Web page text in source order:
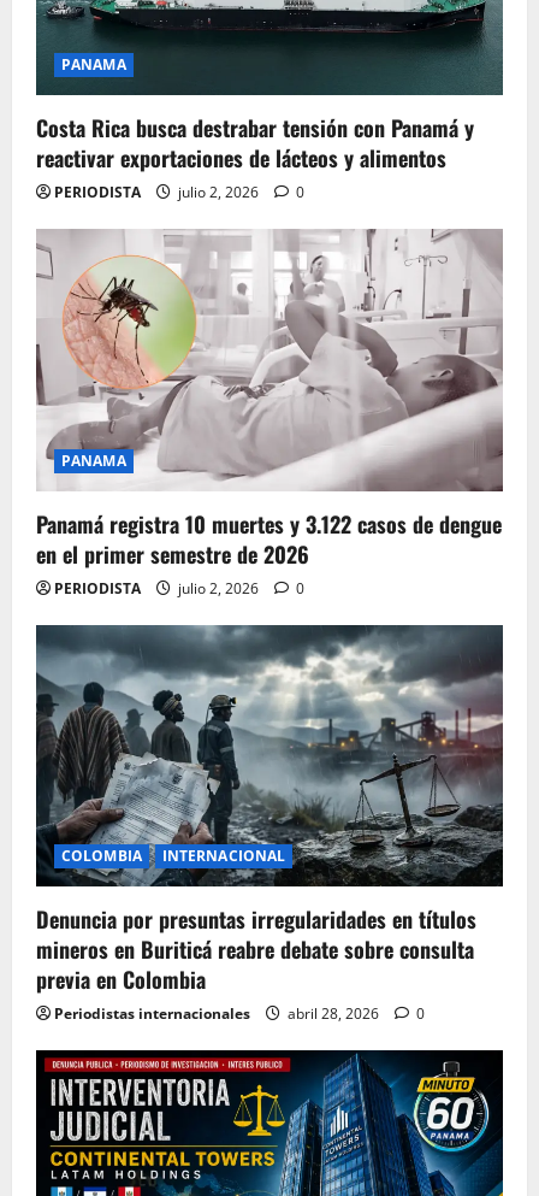
PANAMA
Costa Rica busca destrabar tensión con Panamá y
reactivar exportaciones de lácteos y alimentos
PERIODISTA julio 2, 2026 0
PANAMA
Panamá registra 10 muertes y 3.122 casos de dengue
en el primer semestre de 2026
PERIODISTA julio 2, 2026 0
COLOMBIA INTERNACIONAL
Denuncia por presuntas irregularidades en títulos
mineros en Buriticá reabre debate sobre consulta
previa en Colombia
Periodistas internacionales abril 28, 2026 0